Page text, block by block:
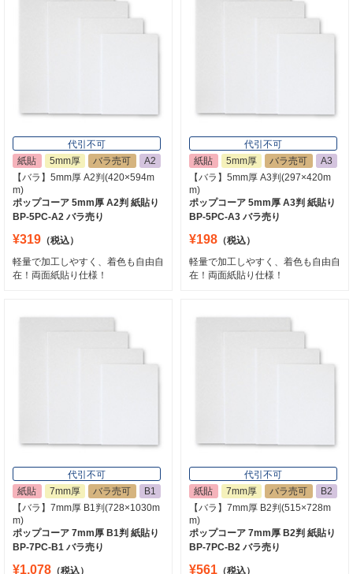
代引不可
紙貼
5mm厚 バラ売可
A2
【バラ】5mm厚 A2判(420×594m
m)
ポップコーア 5mm厚 A2判 紙貼り
BP-5PC-A2 バラ売り
¥319 （税込）
軽量で加工しやすく、着色も自由自
在！両面紙貼り仕様！
代引不可
紙貼
5mm厚 バラ売可
A3
【バラ】5mm厚 A3判(297×420m
m)
ポップコーア 5mm厚 A3判 紙貼り
BP-5PC-A3 バラ売り
¥198 （税込）
軽量で加工しやすく、着色も自由自
在！両面紙貼り仕様！
代引不可
紙貼
7mm厚 バラ売可
B1
【バラ】7mm厚 B1判(728×1030m
m)
ポップコーア 7mm厚 B1判 紙貼り
BP-7PC-B1 バラ売り
¥1,078 （税込）
代引不可
紙貼
7mm厚 バラ売可
B2
【バラ】7mm厚 B2判(515×728m
m)
ポップコーア 7mm厚 B2判 紙貼り
BP-7PC-B2 バラ売り
¥561 （税込）